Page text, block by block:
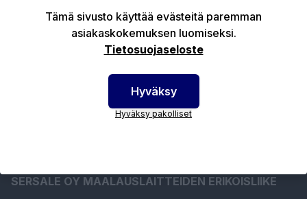
Tuotekuvaus
Tekniset edut
SERSALE OY MAALAUSLAITTEIDEN ERIKOISLIIKE
Tämä sivusto käyttää evästeitä paremman
asiakaskokemuksen luomiseksi.
Tietosuojaseloste
Hyväksy
Hyväksy pakolliset